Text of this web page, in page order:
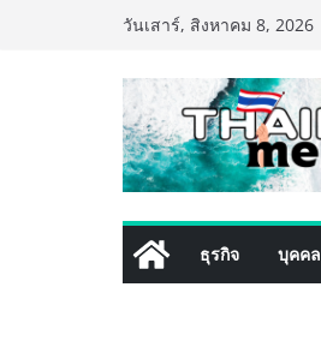
วันเสาร์, สิงหาคม 8, 2026
ธุรกิจ บุคคล